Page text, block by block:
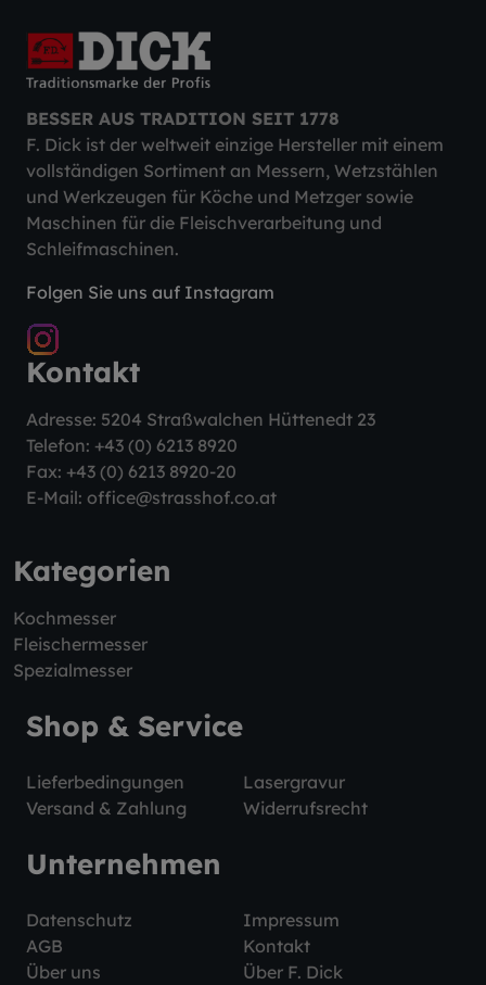
BESSER AUS TRADITION SEIT 1778
F. Dick ist der weltweit einzige Hersteller mit einem
vollständigen Sortiment an Messern, Wetzstählen
und Werkzeugen für Köche und Metzger sowie
Maschinen für die Fleischverarbeitung und
Schleifmaschinen.
Folgen Sie uns auf Instagram
Kontakt
Adresse: 5204 Straßwalchen Hüttenedt 23
Telefon: +43 (0) 6213 8920
Fax: +43 (0) 6213 8920-20
E-Mail: office@strasshof.co.at
Kategorien
Kochmesser
Fleischermesser
Spezialmesser
Shop & Service
Lieferbedingungen
Lasergravur
Versand & Zahlung
Widerrufsrecht
Unternehmen
Datenschutz
Impressum
AGB
Kontakt
Über uns
Über F. Dick